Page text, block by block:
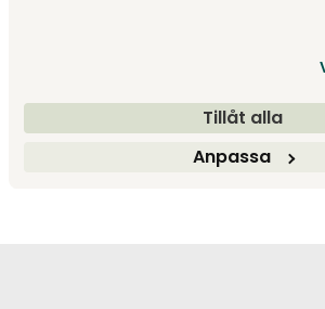
Tillåt alla
Anpassa
Layer Sideboard | Oak
Design House Stockholm
21 995 kr
Layer
Design